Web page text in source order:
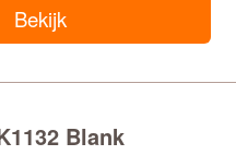
Bekijk
Blank